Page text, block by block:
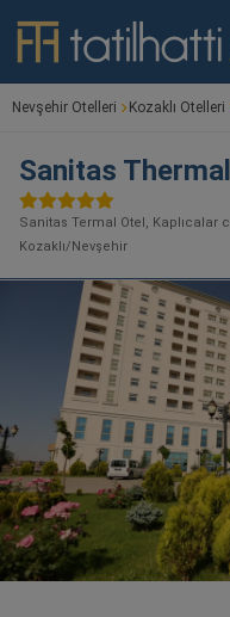
Nevşehir Otelleri Kozaklı Otelleri
Sanitas
Sanitas Termal Otel, Kaplıcalar
Kozaklı/Nevşehir